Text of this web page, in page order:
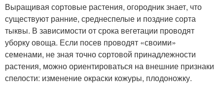
Выращивая сортовые растения, огородник знает, что
существуют ранние, среднеспелые и поздние сорта
тыквы. В зависимости от срока вегетации проводят
уборку овоща. Если посев проводят «своими»
семенами, не зная точно сортовой принадлежности
растения, можно ориентироваться на внешние признаки
спелости: изменение окраски кожуры, плодоножку.